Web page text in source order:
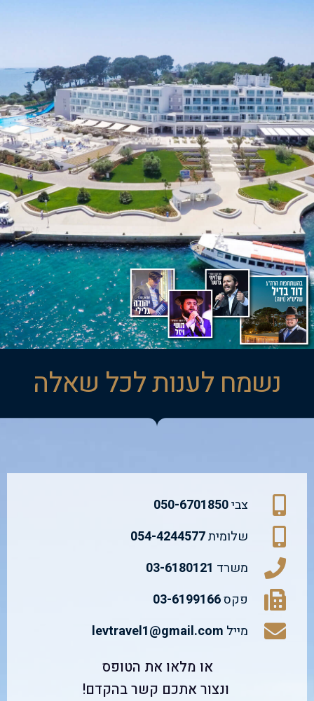
נשמח לענות לכל שאלה
צבי050-6701850
שלומית054-4244577
משרד 03-6180121
פקס03-6199166
מייל levtravel1@gmail.com
או מלאו את הטופס
ונצור אתכם קשר בהקדם!